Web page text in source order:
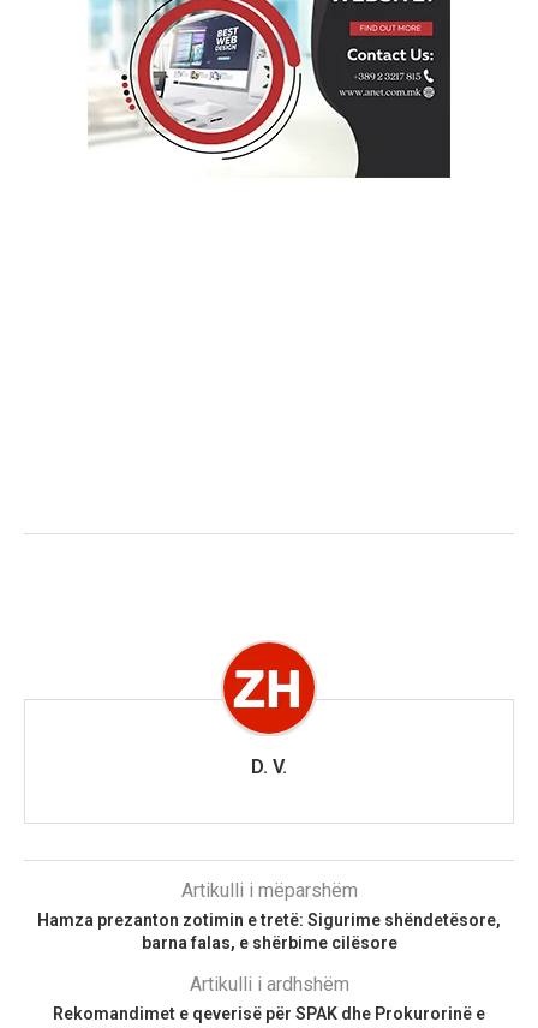
D. V.
Artikulli i mëparshëm
Hamza prezanton zotimin e tretë: Sigurime shëndetësore,
barna falas, e shërbime cilësore
Artikulli i ardhshëm
Rekomandimet e qeverisë për SPAK dhe Prokurorinë e